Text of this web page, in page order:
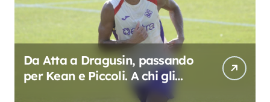
Da Atta a Dragusin, passando
per Kean e Piccoli. A chi gli
oscar del precampionato?